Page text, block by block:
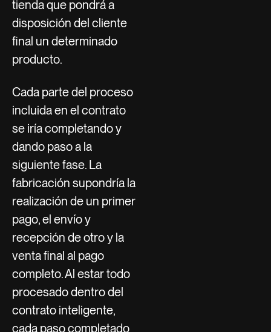
tienda que pondrá a
disposición del cliente
final un determinado
producto.
Cada parte del proceso
incluida en el contrato
se iría completando y
dando paso a la
siguiente fase. La
fabricación supondría la
realización de un primer
pago, el envío y
recepción de otro y la
venta final al pago
completo. Al estar todo
procesado dentro del
contrato inteligente,
cada paso completado